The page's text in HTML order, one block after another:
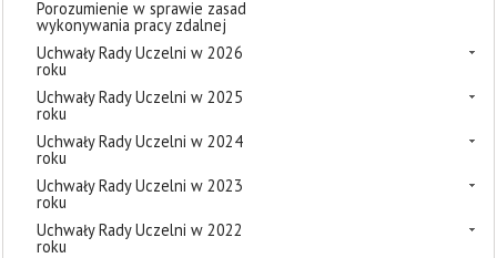
Porozumienie w sprawie zasad
wykonywania pracy zdalnej
Uchwały Rady Uczelni w 2026
roku
Uchwały Rady Uczelni w 2025
roku
Uchwały Rady Uczelni w 2024
roku
Uchwały Rady Uczelni w 2023
roku
Uchwały Rady Uczelni w 2022
roku